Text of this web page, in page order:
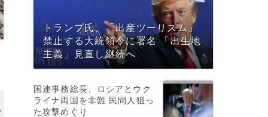
トランプ氏、「出産ツーリズム」
禁止する大統領令に署名 「出生地
主義」見直し継続へ
国連事務総長、ロシアとウク
ライナ両国を非難 民間人狙っ
た攻撃めぐり